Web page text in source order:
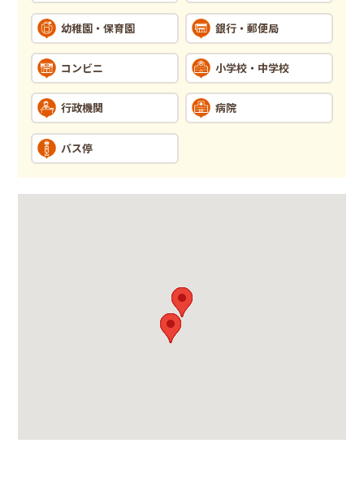
幼稚園・保育園 銀行・郵便局
コンビニ 小学校・中学校
行政機関 病院
バス停